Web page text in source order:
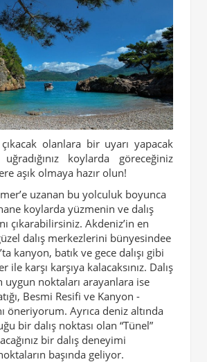
olanlara bir uyarı yapacak
koylarda göreceğiniz
aşık olmaya hazır olun!
uzanan bu yolculuk boyunca
koylarda yüzmenin ve dalış
çıkarabilirsiniz. Akdeniz’in en
dalış merkezlerini bünyesindee
kanyon, batık ve gece dalışı gibi
ile karşı karşıya kalacaksınız. Dalış
uygun noktaları arayanlara ise
Besmi Resifi ve Kanyon -
öneriyorum. Ayrıca deniz altında
bir dalış noktası olan “Tünel”
bir dalış deneyimi
başında geliyor.